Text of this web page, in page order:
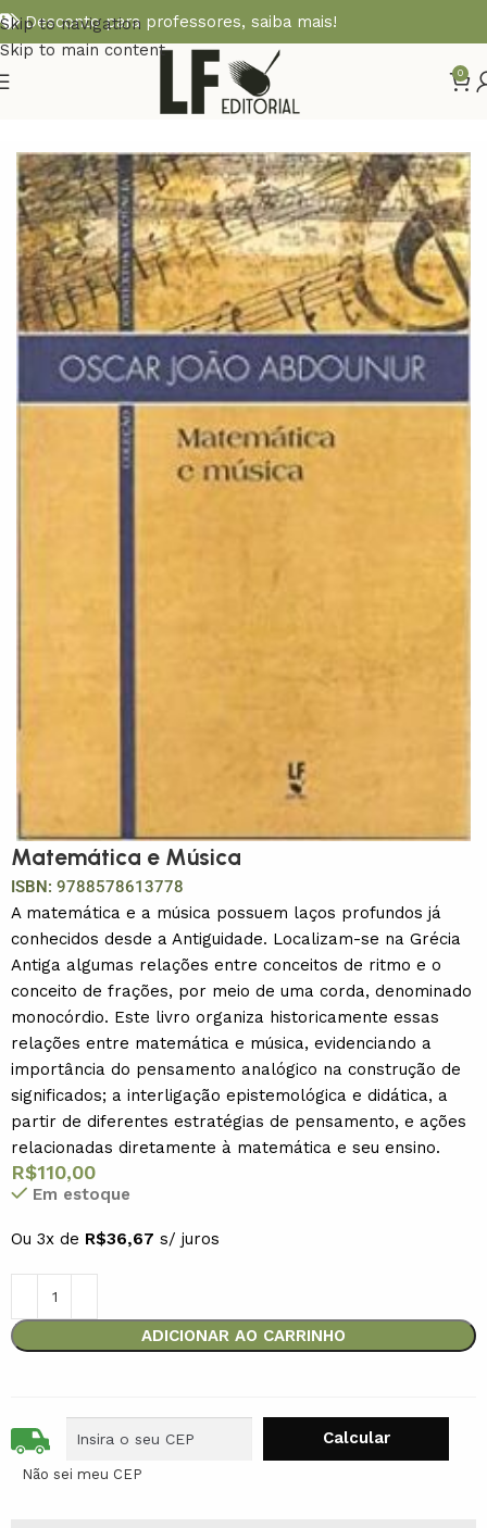
Skip to navigation
Skip to main content
Desconto para professores, saiba mais!
0
Início
Matemática e Música
ISBN: 9788578613778
A matemática e a música possuem laços profundos já
conhecidos desde a Antiguidade. Localizam-se na Grécia
Antiga algumas relações entre conceitos de ritmo e o
conceito de frações, por meio de uma corda, denominado
monocórdio. Este livro organiza historicamente essas
relações entre matemática e música, evidenciando a
importância do pensamento analógico na construção de
significados; a interligação epistemológica e didática, a
partir de diferentes estratégias de pensamento, e ações
relacionadas diretamente à matemática e seu ensino.
R$110,00
Em estoque
Ou 3x de R$36,67 s/ juros
ADICIONAR AO CARRINHO
Não sei meu CEP